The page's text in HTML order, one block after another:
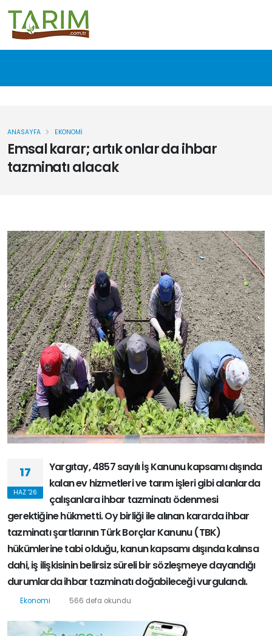
Emsal karar; artık onlar da ihbar
tazminatı alacak
ANASAYFA EKONOMI
17
HAZ '26
Yargıtay, 4857 sayılı İş Kanunu kapsamı dışında
kalan ev hizmetleri ve tarım işleri gibi alanlarda
çalışanlara ihbar tazminatı ödenmesi
gerektiğine hükmetti. Oy birliği ile alınan kararda ihbar
tazminatı şartlarının Türk Borçlar Kanunu (TBK)
hükümlerine tabi olduğu, kanun kapsamı dışında kalınsa
dahi, iş ilişkisinin belirsiz süreli bir sözleşmeye dayandığı
durumlarda ihbar tazminatı doğabileceği vurgulandı.
Ekonomi 566 defa okundu